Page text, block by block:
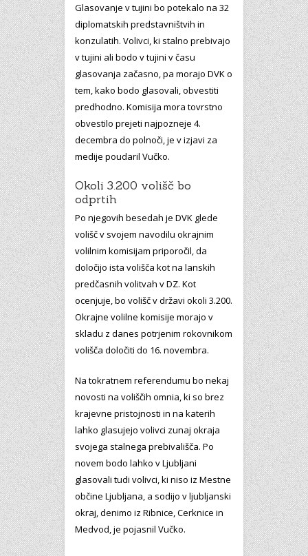
Glasovanje v tujini bo potekalo na 32
diplomatskih predstavništvih in
konzulatih. Volivci, ki stalno prebivajo
v tujini ali bodo v tujini v času
glasovanja začasno, pa morajo DVK o
tem, kako bodo glasovali, obvestiti
predhodno. Komisija mora tovrstno
obvestilo prejeti najpozneje 4.
decembra do polnoči, je v izjavi za
medije poudaril Vučko.
Okoli 3.200 volišč bo
odprtih
Po njegovih besedah je DVK glede
volišč v svojem navodilu okrajnim
volilnim komisijam priporočil, da
določijo ista volišča kot na lanskih
predčasnih volitvah v DZ. Kot
ocenjuje, bo volišč v državi okoli 3.200.
Okrajne volilne komisije morajo v
skladu z danes potrjenim rokovnikom
volišča določiti do 16. novembra.
Na tokratnem referendumu bo nekaj
novosti na voliščih omnia, ki so brez
krajevne pristojnosti in na katerih
lahko glasujejo volivci zunaj okraja
svojega stalnega prebivališča. Po
novem bodo lahko v Ljubljani
glasovali tudi volivci, ki niso iz Mestne
občine Ljubljana, a sodijo v ljubljanski
okraj, denimo iz Ribnice, Cerknice in
Medvod, je pojasnil Vučko.